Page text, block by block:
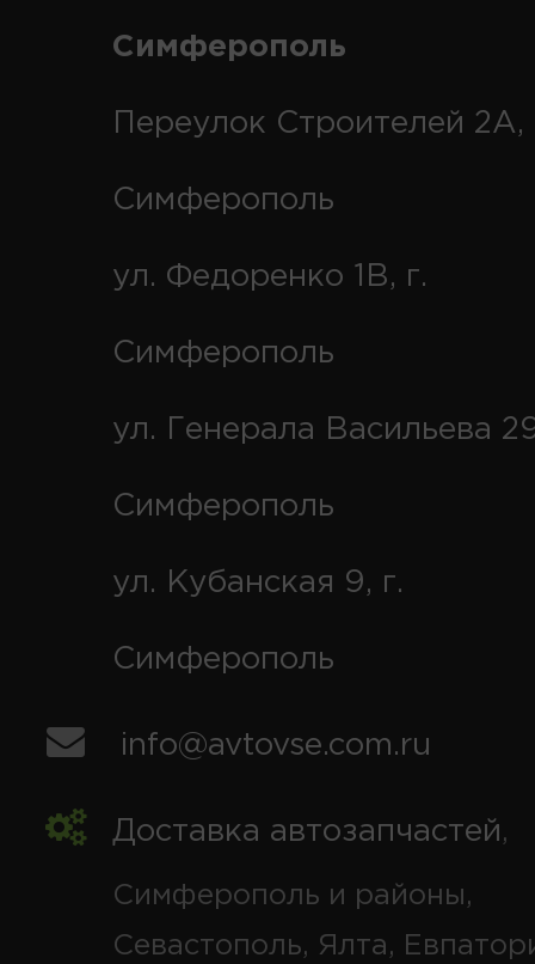
Симферополь
Переулок Строителей 2А,
Симферополь
ул. Федоренко 1В, г.
Симферополь
ул. Генерала Васильева
Симферополь
ул. Кубанская 9, г.
Симферополь
info@avtovse.com.ru
Доставка автозапчастей,
Симферополь и районы,
Севастополь, Ялта,